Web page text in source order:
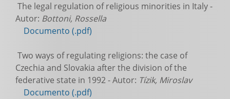
The legal regulation of religious minorities in Italy -
Autor: Bottoni, Rossella
Documento (.pdf)
Two ways of regulating religions: the case of
Czechia and Slovakia after the division of the
federative state in 1992 - Autor: Tízik, Miroslav
Documento (.pdf)